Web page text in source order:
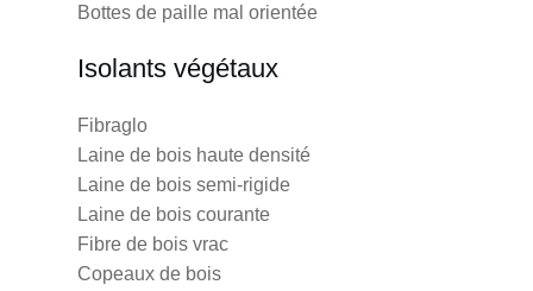
Bottes de paille mal orientée
Isolants végétaux
Fibraglo
Laine de bois haute densité
Laine de bois semi-rigide
Laine de bois courante
Fibre de bois vrac
Copeaux de bois